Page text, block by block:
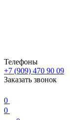
Телефоны
+7 (909) 470 90 09
Заказать звонок
0
0